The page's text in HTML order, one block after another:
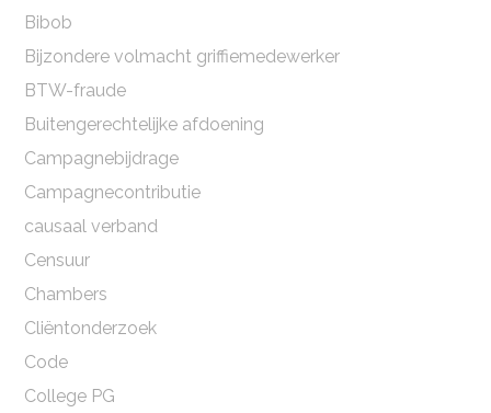
Bibob
Bijzondere volmacht griffiemedewerker
BTW-fraude
Buitengerechtelijke afdoening
Campagnebijdrage
Campagnecontributie
causaal verband
Censuur
Chambers
Cliëntonderzoek
Code
College PG